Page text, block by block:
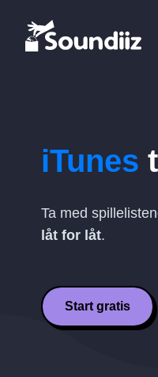
iTunes
Ta med
låt for låt.
Start gratis